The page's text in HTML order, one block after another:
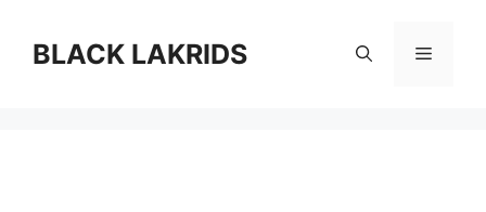
BLACK LAKRIDS 메